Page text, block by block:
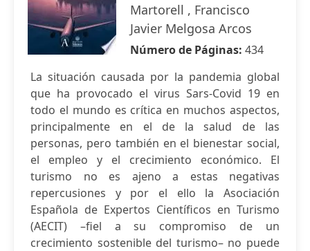
Martorell , Francisco
Javier Melgosa Arcos
Número de Páginas: 434
La situación causada por la pandemia global
que ha provocado el virus Sars-Covid 19 en
todo el mundo es crítica en muchos aspectos,
principalmente en el de la salud de las
personas, pero también en el bienestar social,
el empleo y el crecimiento económico. El
turismo no es ajeno a estas negativas
repercusiones y por el ello la Asociación
Española de Expertos Científicos en Turismo
(AECIT) –fiel a su compromiso de un
crecimiento sostenible del turismo– no puede